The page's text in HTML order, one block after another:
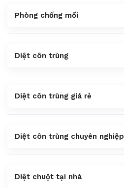
Phòng chống mối
Diệt côn trùng
Diệt côn trùng giá rẻ
Diệt côn trùng chuyên nghiệp
Diệt chuột tại nhà